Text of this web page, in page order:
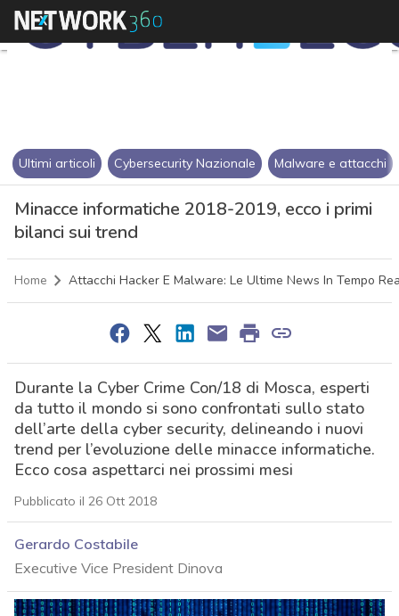
Ultimi articoli Cybersecurity Nazionale Malware e attacchi
Minacce informatiche 2018-2019, ecco i primi
bilanci sui trend
Home Attacchi Hacker E Malware: Le Ultime News In Tempo
Durante la Cyber Crime Con/18 di Mosca, esperti
da tutto il mondo si sono confrontati sullo stato
dell’arte della cyber security, delineando i nuovi
trend per l’evoluzione delle minacce informatiche.
Ecco cosa aspettarci nei prossimi mesi
Pubblicato il 26 Ott 2018
Gerardo Costabile
Executive Vice President Dinova